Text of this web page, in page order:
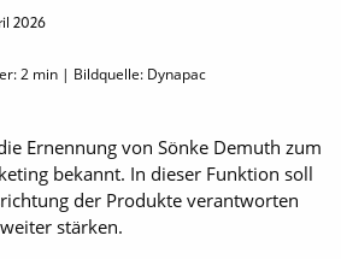
2026
2 min | Bildquelle: Dynapac
Ernennung von Sönke Demuth zum
bekannt. In dieser Funktion soll
der Produkte verantworten
stärken.